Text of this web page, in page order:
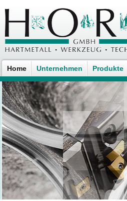
Home Unternehmen Produkte